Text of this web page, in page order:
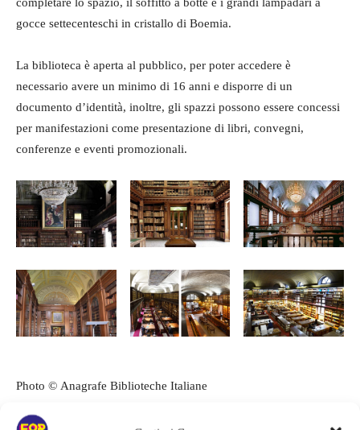
completare lo spazio, il soffitto a botte e i grandi lampadari a
gocce settecenteschi in cristallo di Boemia.
La biblioteca è aperta al pubblico, per poter accedere è
necessario avere un minimo di 16 anni e disporre di un
documento d’identità, inoltre, gli spazzi possono essere concessi
per manifestazioni come presentazione di libri, convegni,
conferenze e eventi promozionali.
Photo © Anagrafe Biblioteche Italiane